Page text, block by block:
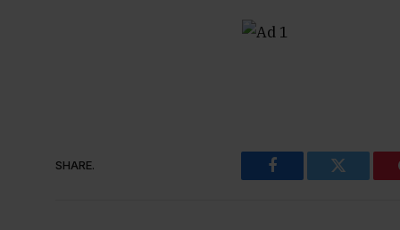
SHARE.
Facebook Twitter